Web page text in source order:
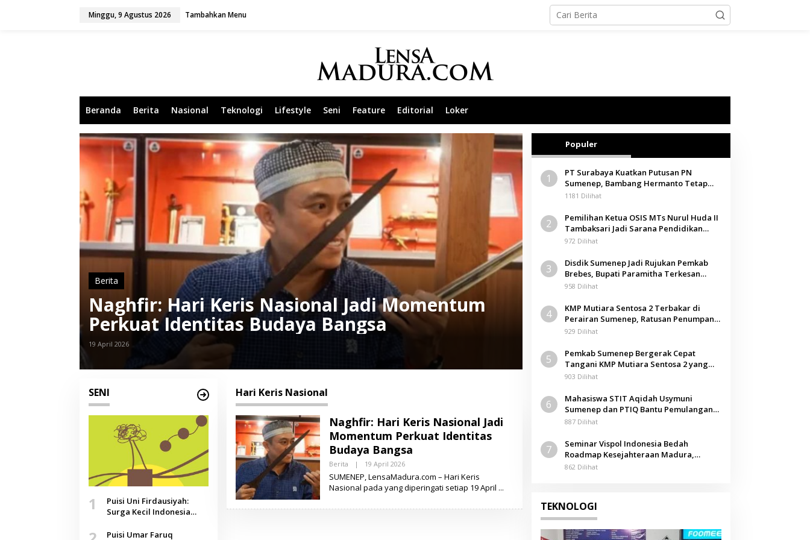
Minggu, 9 Agustus 2026 Tambahkan Menu
Beranda Berita Nasional Teknologi Lifestyle Seni Feature Editorial Loker
Berita
Naghfir: Hari Keris Nasional Jadi Momentum
Perkuat Identitas Budaya Bangsa
19 April 2026
SENI
1
Puisi Uni Firdausiyah:
Surga Kecil Indonesia
Doa yang Jauh, Narasi
Puisi Umar Faruq
Hari Keris Nasional
Naghfir: Hari Keris Nasional Jadi
Momentum Perkuat Identitas
Budaya Bangsa
Berita | 19 April 2026O
L
E
H
SUMENEP, LensaMadura.com – Hari Keris
Nasional pada yang diperingati setiap 19 April
Populer
1
PT Surabaya Kuatkan Putusan PN
Sumenep, Bambang Hermanto Tetap
Dinyatakan Pemilik Sah Tanah di
1181 Dilihat
2
Pemilihan Ketua OSIS MTs Nurul Huda II
Tambaksari Jadi Sarana Pendidikan
Demokrasi bagi Siswa
972 Dilihat
3
Disdik Sumenep Jadi Rujukan Pemkab
Brebes, Bupati Paramitha Terkesan
Pendidikan Berbasis Budaya
958 Dilihat
4
KMP Mutiara Sentosa 2 Terbakar di
Perairan Sumenep, Ratusan Penumpang
Dievakuasi
929 Dilihat
5
Pemkab Sumenep Bergerak Cepat
Tangani KMP Mutiara Sentosa 2 yang
Terbakar
903 Dilihat
6
Mahasiswa STIT Aqidah Usymuni
Sumenep dan PTIQ Bantu Pemulangan
Jenazah WNI Asal Aceh di Malaysia
887 Dilihat
7
Seminar Vispol Indonesia Bedah
Roadmap Kesejahteraan Madura,
Pendidikan dan Hilirisasi Jadi Kunci
862 Dilihat
TEKNOLOGI